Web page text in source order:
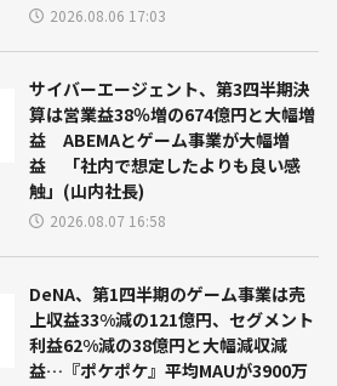
2026.08.06 17:03
サイバーエージェント、第3四半期決
算は営業益38％増の674億円と大幅増
益 ABEMAとゲーム事業が大幅増
益 「社内で想定したよりも良い感
触」(山内社長)
2026.08.07 16:58
DeNA、第1四半期のゲーム事業は売
上収益33%減の121億円、セグメント
利益62%減の38億円と大幅減収減
益…『ポケポケ』平均MAUが3900万